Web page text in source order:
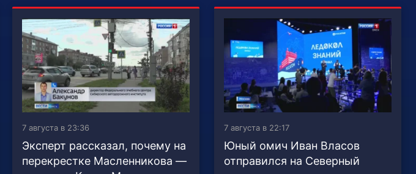
7 августа в 23:36
Эксперт рассказал, почему на
перекрестке Масленникова —
7 августа в 22:17
Юный омич Иван Власов
отправился на Северный